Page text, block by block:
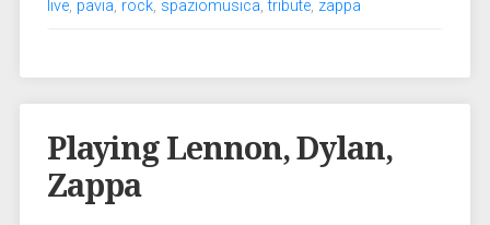
live, pavia, rock, spaziomusica,tribute, zappa
Playing Lennon, Dylan,
Zappa